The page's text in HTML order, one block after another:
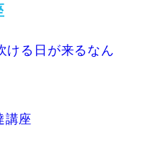
ける日が来るなん
講座